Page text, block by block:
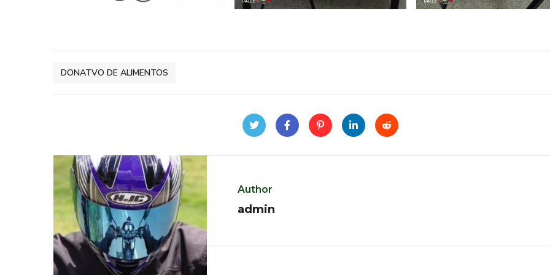
DONATVO DE ALIMENTOS
Author
admin